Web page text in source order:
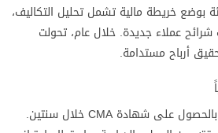
خريطة مالية تشمل تحليل التكاليف،
شرائح عملاء جديدة. خلال عام، تحولت
أرباح مستدامة.
محاسب طموح حدد هدفه بالحصول على شهادة CMA خلال سنتين.